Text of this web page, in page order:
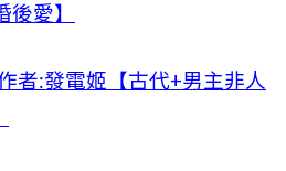
愛】
者:發電姬【古代+男主非人